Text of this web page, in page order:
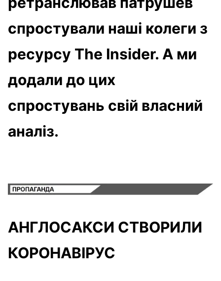
спростували наші колеги з
ресурсу The Insider. А ми
додали до цих
спростувань свій власний
аналіз.
АНГЛОСАКСИ СТВОРИЛИ
КОРОНАВІРУС